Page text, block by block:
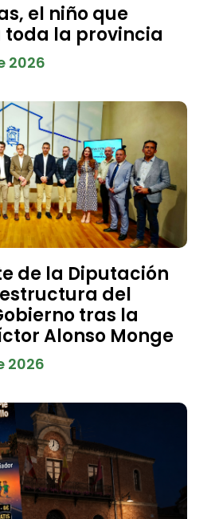
el niño que
toda la provincia
2026
de la Diputación
del
tras la
Alonso Monge
2026